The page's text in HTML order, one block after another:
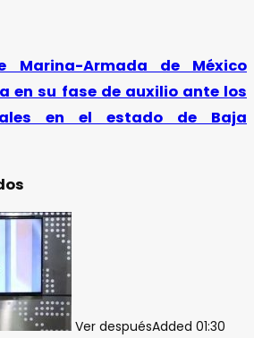
Marina-Armada de México
en su fase de auxilio ante los
en el estado de Baja
Ver despuésAdded 01:30